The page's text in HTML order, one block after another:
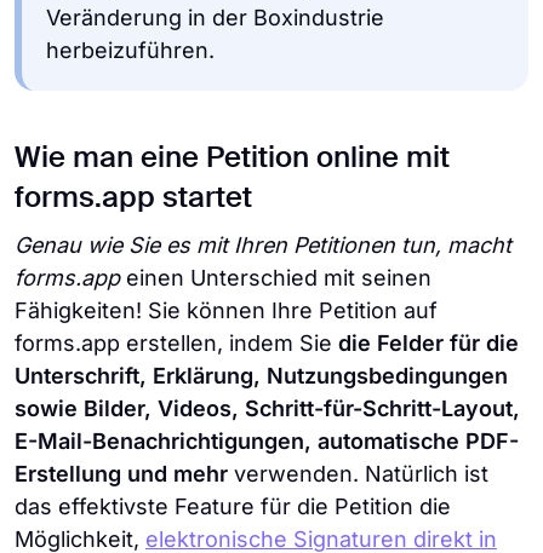
Veränderung in der Boxindustrie
herbeizuführen.
Wie man eine Petition online mit
forms.app startet
Genau wie Sie es mit Ihren Petitionen tun, macht
forms.appeinen Unterschied mit seinen
Fähigkeiten! Sie können Ihre Petition auf
forms.app erstellen, indem Sie die Felder für die
Unterschrift, Erklärung, Nutzungsbedingungen
sowie Bilder, Videos, Schritt-für-Schritt-Layout,
E-Mail-Benachrichtigungen, automatische PDF-
Erstellung und mehr verwenden. Natürlich ist
das effektivste Feature für die Petition die
Möglichkeit, elektronische Signaturen direkt in